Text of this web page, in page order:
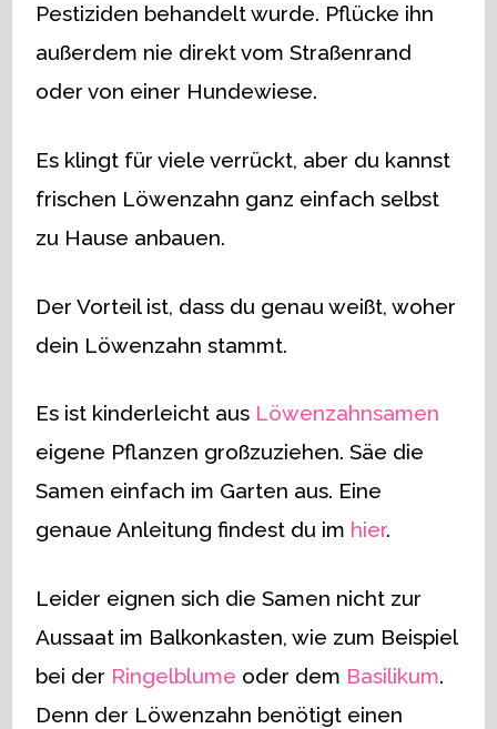
Pestiziden behandelt wurde. Pflücke ihn
außerdem nie direkt vom Straßenrand
oder von einer Hundewiese.
Es klingt für viele verrückt, aber du kannst
frischen Löwenzahn ganz einfach selbst
zu Hause anbauen.
Der Vorteil ist, dass du genau weißt, woher
dein Löwenzahn stammt.
Es ist kinderleicht aus Löwenzahnsamen
eigene Pflanzen großzuziehen. Säe die
Samen einfach im Garten aus. Eine
genaue Anleitung findest du im hier.
Leider eignen sich die Samen nicht zur
Aussaat im Balkonkasten, wie zum Beispiel
bei der Ringelblume oder dem Basilikum.
Denn der Löwenzahn benötigt einen